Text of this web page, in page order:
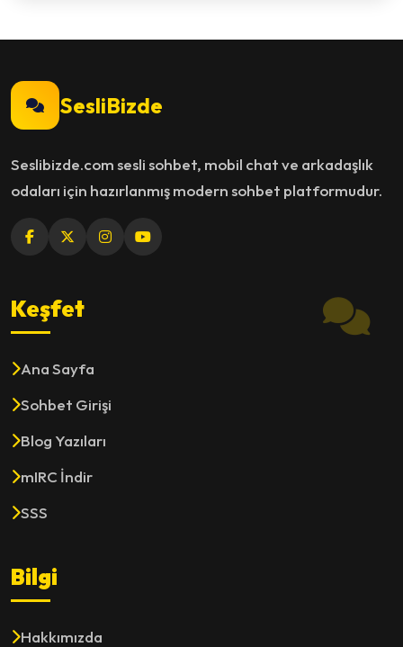
SesliBizde
Seslibizde.com sesli sohbet, mobil chat ve arkadaşlık
odaları için hazırlanmış modern sohbet platformudur.
Keşfet
Ana Sayfa
Sohbet Girişi
Blog Yazıları
mIRC İndir
SSS
Bilgi
Hakkımızda